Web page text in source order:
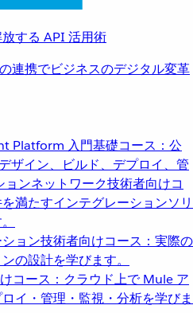
する API 活用術
連携でビジネスのデジタル変革
Platform 入門基礎コース：公
ザイン、ビルド、デプロイ、管
ョンネットワーク技術者向けコ
満たすインテグレーションソリ
ョン技術者向けコース：実際の
の設計を学びます。
コース：クラウド上で Mule ア
イ・管理・監視・分析を学びま